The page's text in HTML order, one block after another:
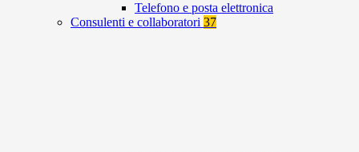
Telefono e posta elettronica
Consulenti e collaboratori 37